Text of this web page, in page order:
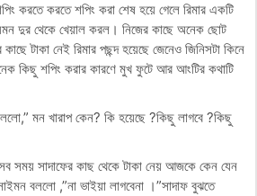
করতে করতে শপিং করা শেষ হয়ে গেলে রিমার একটি
দুর থেকে খেয়াল করল। নিজের কাছে অনেক ছোট
টাকা নেই রিমার পছন্দ হয়েছে জেনেও জিনিসটা কিনে
কিছু শপিং করার কারণে মুখ ফুটে আর আংটির কথাটি
মন খারাপ কেন? কি হয়েছে ?কিছু লাগবে ?কিছু
সাদাফের কাছ থেকে টাকা নেয় আজকে কেন যেন
বললো ,”না ভাইয়া লাগবেনা ।”সাদাফ বুঝতে